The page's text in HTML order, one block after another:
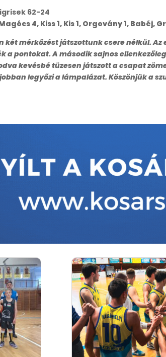
62-24
4, Kiss 1, Kis 1, Orgovány 1, Babéj,
két mérkőzést játszottunk csere nélkül.
a pontokat. A második sajnos
kevésbé tüzesen játszott a csapat
legyőzi a lámpalázat. Köszönjük a